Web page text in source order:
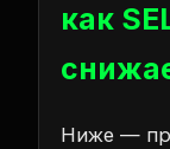
как
Ниже —